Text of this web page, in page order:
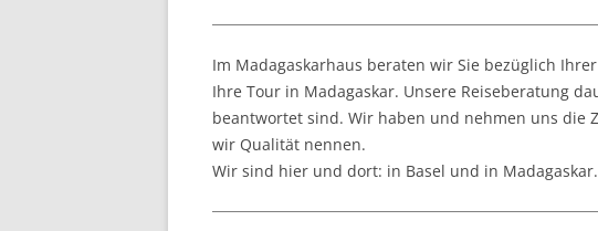
Im Madagaskarhaus beraten wir Sie bezüglich
Ihre Tour in Madagaskar. Unsere Reiseberatung
beantwortet sind. Wir haben und nehmen uns die
wir Qualität nennen.
Wir sind hier und dort: in Basel und in Madagaskar.